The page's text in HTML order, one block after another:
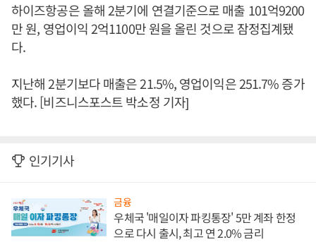
하이즈항공은 올해 2분기에 연결기준으로 매출 101억9200
만 원, 영업이익 2억1100만 원을 올린 것으로 잠정집계됐
다.
지난해 2분기보다 매출은 21.5%, 영업이익은 251.7% 증가
했다. [비즈니스포스트 박소정 기자]
인기기사
금융
우체국 '매일이자 파킹통장' 5만 계좌 한정
으로 다시 출시, 최고 연 2.0% 금리